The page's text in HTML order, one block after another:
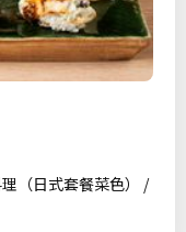
（日式套餐菜色） /